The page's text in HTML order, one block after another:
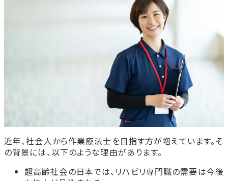
近年、社会人から作業療法士を目指す方が増えています。そ
の背景には、以下のような理由があります。
超高齢社会の日本では、リハビリ専門職の需要は今後